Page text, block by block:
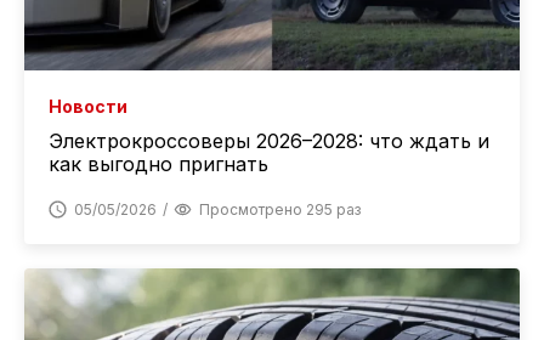
Новости
Электрокроссоверы 2026–2028: что ждать и
как выгодно пригнать
05/05/2026 Просмотрено 295 раз